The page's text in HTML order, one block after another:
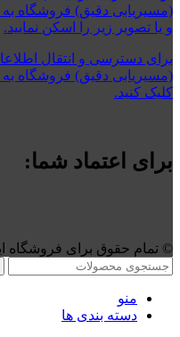
(مسیریابی دقیق) فروشگاه به
و یا تصویر زیر را اسکن نمایید.
برای دسترسی و انتقال
(مسیریابی دقیق) فروشگاه به
کلیک کنید.
برای اعتماد شما:
©️ تمام حقوق برای فروشگاه
منو
دسته بندی ها